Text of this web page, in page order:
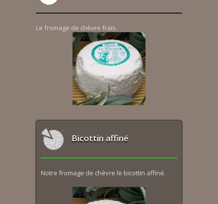
Le fromage de chèvre frais.
Bicottin affiné
Notre fromage de chèvre le bicottin affiné.